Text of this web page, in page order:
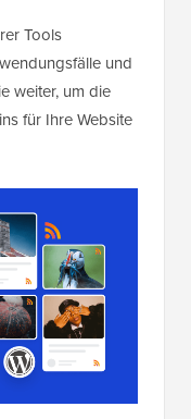
Tools
und
weiter, um die
für Ihre Website